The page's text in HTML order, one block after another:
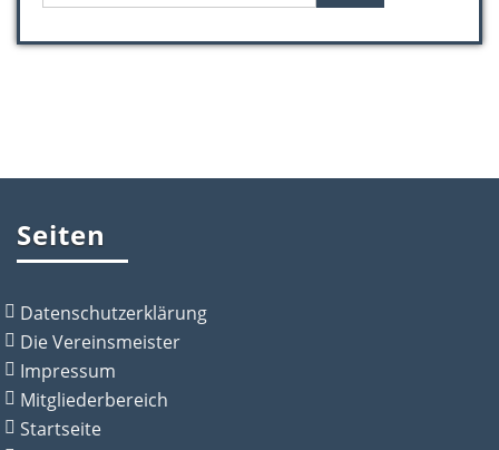
Seiten
Datenschutzerklärung
Die Vereinsmeister
Impressum
Mitgliederbereich
Startseite